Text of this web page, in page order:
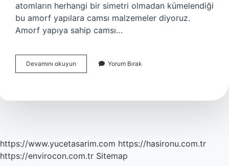
atomların herhangi bir simetri olmadan kümelendiği
bu amorf yapılara camsı malzemeler diyoruz.
Amorf yapıya sahip camsı…
Devamını okuyun
Malzeme
Yorum Bırak
https://www.yucetasarim.com https://hasironu.com.tr
https://envirocon.com.tr Sitemap